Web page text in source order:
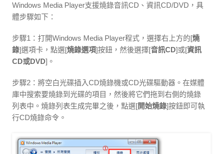
Windows Media Player支援燒錄音訊CD、資訊CD/DVD，具
體步驟如下：
步驟1：打開Windows Media Player程式，選擇右上方的[燒
錄]選項卡，點選[燒錄選項]按鈕，然後選擇[音訊CD]或[資訊
CD或DVD]。
步驟2：將空白光碟插入CD燒錄機或CD光碟驅動器。在媒體
庫中搜索要燒錄到光碟的項目，然後將它們拖到右側的燒錄
列表中。燒錄列表生成完畢之後，點選[開始燒錄]按鈕即可執
行CD燒錄命令。